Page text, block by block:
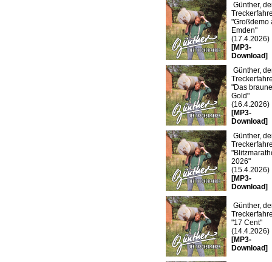
Günther,
"Großdemo
Emden"
(17.4.2026)
[MP3-
Download]
Günther,
"Das braune
Gold"
(16.4.2026)
[MP3-
Download]
Günther,
2026"
(15.4.2026)
[MP3-
Download]
Günther,
"17 Cent"
(14.4.2026)
[MP3-
Download]